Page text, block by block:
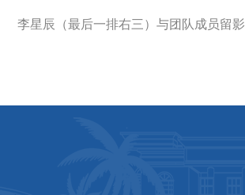
李星辰（最后一排右三）与团队成员留影